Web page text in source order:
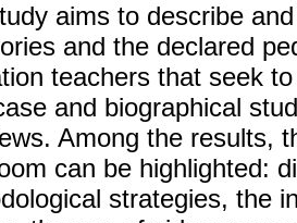
aims to describe
and the declared
teachers that seek
and biographical
Among the results,
can be highlighted:
strategies, the